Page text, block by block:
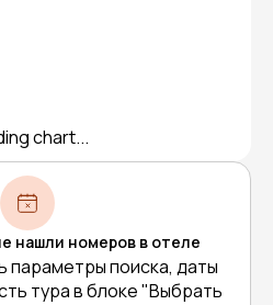
chart...
нашли номеров в отеле
параметры поиска, даты
тура в блоке "Выбрать